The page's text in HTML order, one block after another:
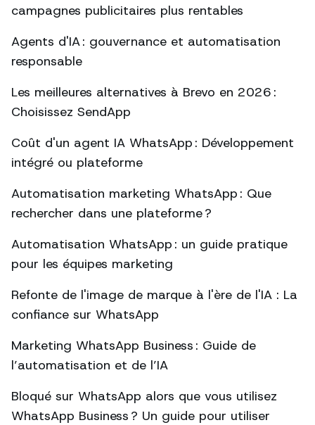
campagnes publicitaires plus rentables
Agents d'IA : gouvernance et automatisation
responsable
Les meilleures alternatives à Brevo en 2026 :
Choisissez SendApp
Coût d'un agent IA WhatsApp : Développement
intégré ou plateforme
Automatisation marketing WhatsApp : Que
rechercher dans une plateforme ?
Automatisation WhatsApp : un guide pratique
pour les équipes marketing
Refonte de l'image de marque à l'ère de l'IA : La
confiance sur WhatsApp
Marketing WhatsApp Business : Guide de
l’automatisation et de l’IA
Bloqué sur WhatsApp alors que vous utilisez
WhatsApp Business ? Un guide pour utiliser